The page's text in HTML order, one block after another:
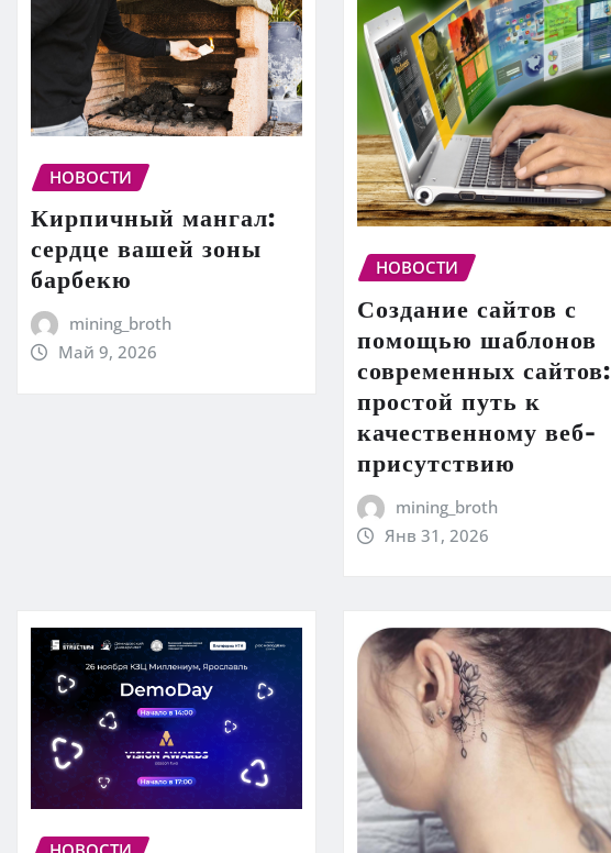
НОВОСТИ
Кирпичный мангал:
сердце вашей зоны
барбекю
mining_broth
Май 9, 2026
НОВОСТИ
Создание сайтов с
помощью шаблонов
современных сайтов:
простой путь к
качественному веб-
присутствию
mining_broth
Янв 31, 2026